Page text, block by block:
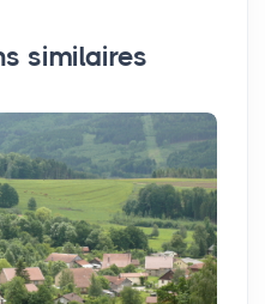
similaires